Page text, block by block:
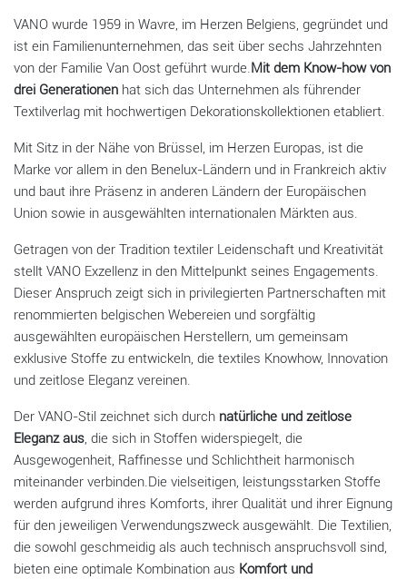
VANO wurde 1959 in Wavre, im Herzen Belgiens, gegründet und
ist ein Familienunternehmen, das seit über sechs Jahrzehnten
von der Familie Van Oost geführt wurde.Mit dem Know-how von
drei Generationen hat sich das Unternehmen als führender
Textilverlag mit hochwertigen Dekorationskollektionen etabliert.
Mit Sitz in der Nähe von Brüssel, im Herzen Europas, ist die
Marke vor allem in den Benelux-Ländern und in Frankreich aktiv
und baut ihre Präsenz in anderen Ländern der Europäischen
Union sowie in ausgewählten internationalen Märkten aus.
Getragen von der Tradition textiler Leidenschaft und Kreativität
stellt VANO Exzellenz in den Mittelpunkt seines Engagements.
Dieser Anspruch zeigt sich in privilegierten Partnerschaften mit
renommierten belgischen Webereien und sorgfältig
ausgewählten europäischen Herstellern, um gemeinsam
exklusive Stoffe zu entwickeln, die textiles Knowhow, Innovation
und zeitlose Eleganz vereinen.
Der VANO-Stil zeichnet sich durch natürliche und zeitlose
Eleganz aus, die sich in Stoffen widerspiegelt, die
Ausgewogenheit, Raffinesse und Schlichtheit harmonisch
miteinander verbinden.Die vielseitigen, leistungsstarken Stoffe
werden aufgrund ihres Komforts, ihrer Qualität und ihrer Eignung
für den jeweiligen Verwendungszweck ausgewählt. Die Textilien,
die sowohl geschmeidig als auch technisch anspruchsvoll sind,
bieten eine optimale Kombination aus Komfort und